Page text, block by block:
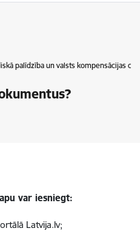
palīdzība un valsts kompensācijas
var iesniegt:
Latvija.lv;